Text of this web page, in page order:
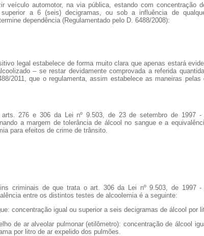
veículo automotor, na via pública, estando com concentração
a 6 (seis) decigramas, ou sob a influência de
dependência (Regulamentado pelo D. 6488/2008):
legal estabelece de forma muito clara que apenas estará
– se restar devidamente comprovada a referida
2011, que o regulamenta, assim estabelece as maneiras
arts. 276 e 306 da Lei nº 9.503, de 23 de setembro de 1997 -
a margem de tolerância de álcool no sangue e a
para efeitos de crime de trânsito.
criminais de que trata o art. 306 da Lei nº 9.503, de 1997 -
entre os distintos testes de alcoolemia é a seguinte:
concentração igual ou superior a seis decigramas de álcool por
de ar alveolar pulmonar (etilômetro): concentração de álcool
por litro de ar expelido dos pulmões.